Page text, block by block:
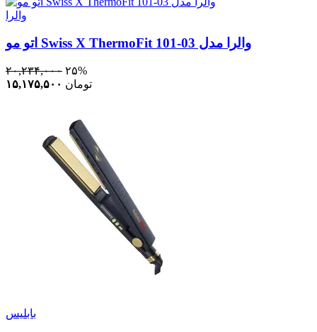
والرا
اتو مو Swiss X ThermoFit والرا مدل 03-101
۲۰,۲۳۴,۰۰۰ ۲۵%
۱۵,۱۷۵,۵۰۰ تومان
بابلیس